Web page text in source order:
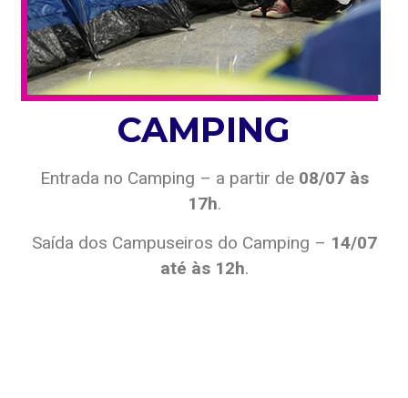
CAMPING
Entrada no Camping – a partir de 08/07 às
17h.
Saída dos Campuseiros do Camping – 14/07
até às 12h.